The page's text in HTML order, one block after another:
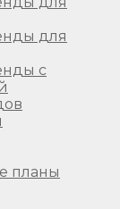
для
с
планы